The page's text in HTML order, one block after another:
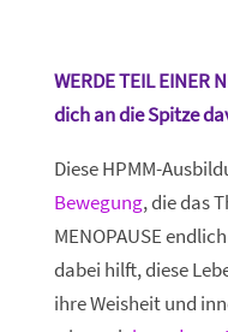
WERDE TEIL EINER
dich an die Spitze
Diese HPMM-
Bewegung, die das
MENOPAUSE endlich
dabei hilft, diese
ihre Weisheit und